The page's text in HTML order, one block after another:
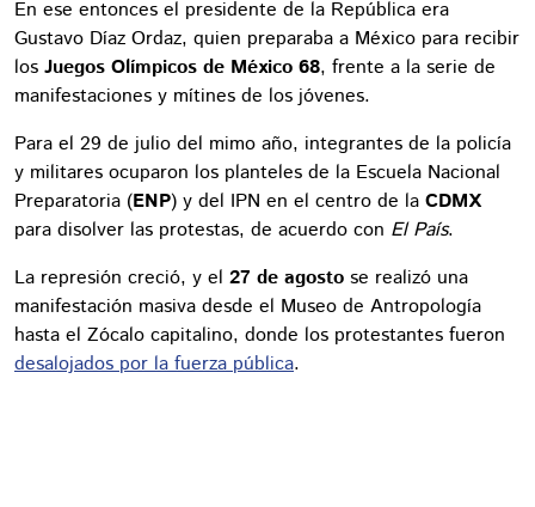
En ese entonces el presidente de la República era
Gustavo Díaz Ordaz, quien preparaba a México para recibir
los Juegos Olímpicos de México 68, frente a la serie de
manifestaciones y mítines de los jóvenes.
Para el 29 de julio del mimo año, integrantes de la policía
y militares ocuparon los planteles de la Escuela Nacional
Preparatoria (ENP) y del IPN en el centro de la CDMX
para disolver las protestas, de acuerdo con El País.
La represión creció, y el 27 de agosto se realizó una
manifestación masiva desde el Museo de Antropología
hasta el Zócalo capitalino, donde los protestantes fueron
desalojados por la fuerza pública.